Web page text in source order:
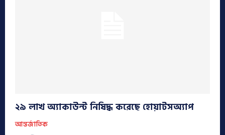
২৯ লাখ অ্যাকাউন্ট নিষিদ্ধ করেছে হোয়াটসঅ্যাপ
আন্তর্জাতিক